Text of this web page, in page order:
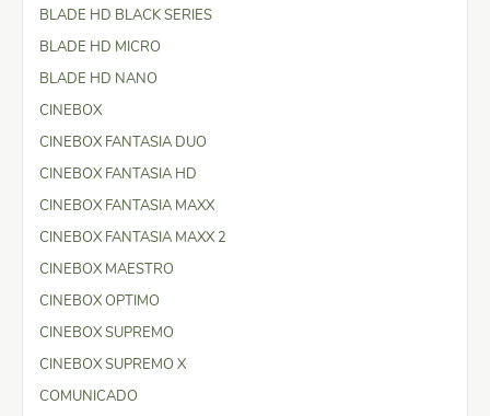
BLADE HD BLACK SERIES
BLADE HD MICRO
BLADE HD NANO
CINEBOX
CINEBOX FANTASIA DUO
CINEBOX FANTASIA HD
CINEBOX FANTASIA MAXX
CINEBOX FANTASIA MAXX 2
CINEBOX MAESTRO
CINEBOX OPTIMO
CINEBOX SUPREMO
CINEBOX SUPREMO X
COMUNICADO